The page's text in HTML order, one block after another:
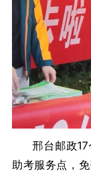
邢台邮政17
助考服务点，